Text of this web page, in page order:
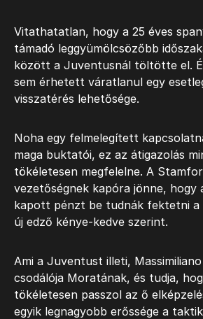
Vitathatatlan, hogy a 25 éves
támadó leggyümölcsözőbb
között a Juventusnál töltötte el.
sem érhetett váratlanul egy
visszatérés lehetősége.
Noha egy felmelegített
maga buktatói, ez az átigazolás
tökéletesen megfelelne. A
vezetőségnek kapóra jönne, hogy
kapott pénzt be tudnák fektetni a
új edző kénye-kedve szerint.
Ami a Juventust illeti,
csodálója Moratának, és tudja,
tökéletesen passzol az ő
egyik legnagyobb erőssége a